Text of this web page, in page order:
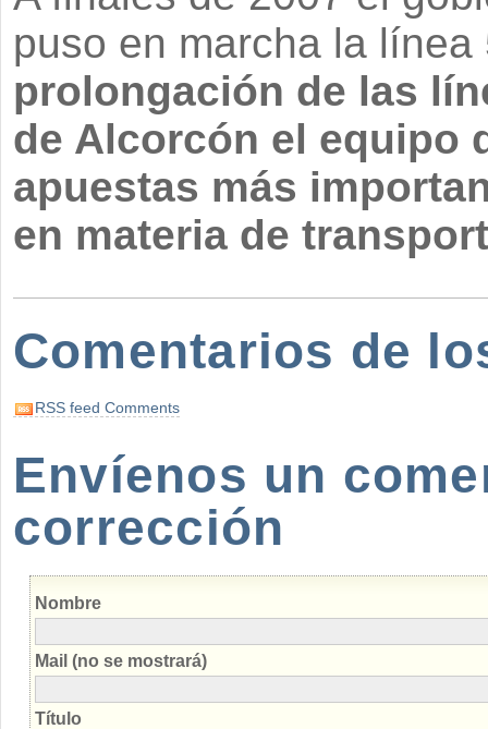
puso en marcha la
prolongación de las
de Alcorcón el equipo
apuestas más
en materia de
Comentarios de
RSS feed Comments
Envíenos un
corrección
Nombre
Mail (no se mostrará)
Título